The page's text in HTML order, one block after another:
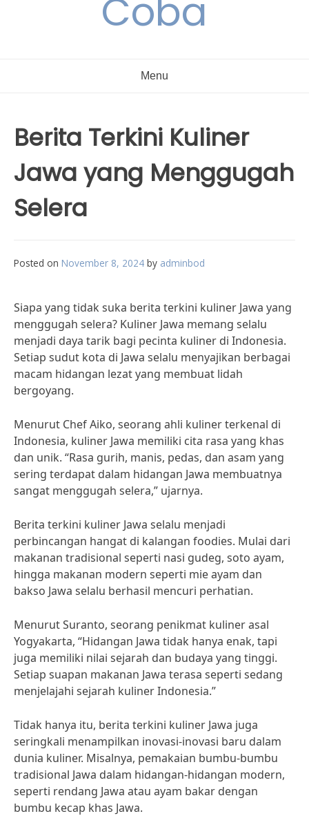
Coba
Menu
Berita Terkini Kuliner
Jawa yang Menggugah
Selera
Posted on November 8, 2024 by adminbod
Siapa yang tidak suka berita terkini kuliner Jawa yang
menggugah selera? Kuliner Jawa memang selalu
menjadi daya tarik bagi pecinta kuliner di Indonesia.
Setiap sudut kota di Jawa selalu menyajikan berbagai
macam hidangan lezat yang membuat lidah
bergoyang.
Menurut Chef Aiko, seorang ahli kuliner terkenal di
Indonesia, kuliner Jawa memiliki cita rasa yang khas
dan unik. “Rasa gurih, manis, pedas, dan asam yang
sering terdapat dalam hidangan Jawa membuatnya
sangat menggugah selera,” ujarnya.
Berita terkini kuliner Jawa selalu menjadi
perbincangan hangat di kalangan foodies. Mulai dari
makanan tradisional seperti nasi gudeg, soto ayam,
hingga makanan modern seperti mie ayam dan
bakso Jawa selalu berhasil mencuri perhatian.
Menurut Suranto, seorang penikmat kuliner asal
Yogyakarta, “Hidangan Jawa tidak hanya enak, tapi
juga memiliki nilai sejarah dan budaya yang tinggi.
Setiap suapan makanan Jawa terasa seperti sedang
menjelajahi sejarah kuliner Indonesia.”
Tidak hanya itu, berita terkini kuliner Jawa juga
seringkali menampilkan inovasi-inovasi baru dalam
dunia kuliner. Misalnya, pemakaian bumbu-bumbu
tradisional Jawa dalam hidangan-hidangan modern,
seperti rendang Jawa atau ayam bakar dengan
bumbu kecap khas Jawa.